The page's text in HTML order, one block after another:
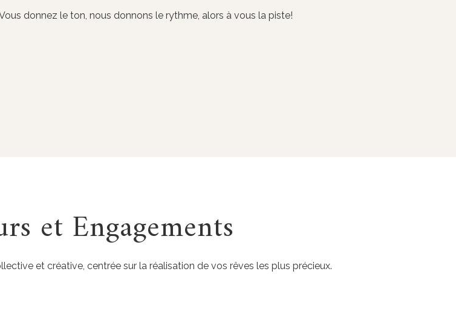
donnez le ton, nous donnons le rythme, alors à vous la piste!
et Engagements
et créative, centrée sur la réalisation de vos rêves les plus précieux.